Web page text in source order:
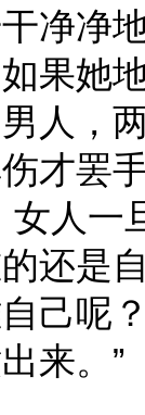
净净
果她
人，
才罢
女人
还是
己呢
来。”